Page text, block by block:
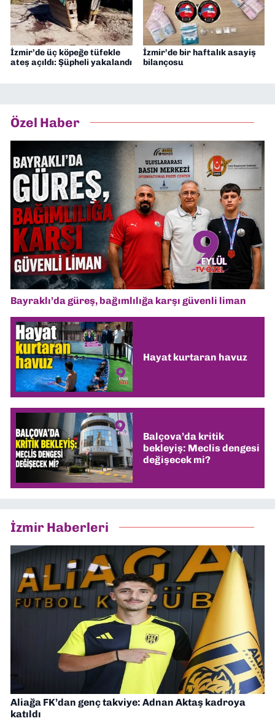
İzmir’de üç köpeğe tüfekle
ateş açıldı: Şüpheli yakalandı
İzmir’de bir haftalık asayiş
bilançosu
Özel Haber
Bayraklı’da güreş, bağımlılığa karşı güvenli liman
Hayat kurtaran havuz
Balçova’da kritik
bekleyiş: Meclis dengesi
değişecek mi?
İzmir Haberleri
Aliağa FK’dan genç takviye: Adnan Aktaş kadroya
katıldı